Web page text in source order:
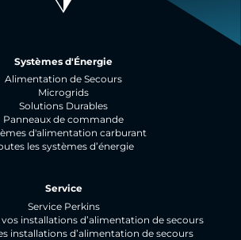
Systèmes d'Énergie
Alimentation de Secours
Microgrids
Solutions Durables
Panneaux de commande
d'alimentation carburant
les systèmes d’énergie
Service
Service Perkins
installations d’alimentation de secours
installations d’alimentation de secours